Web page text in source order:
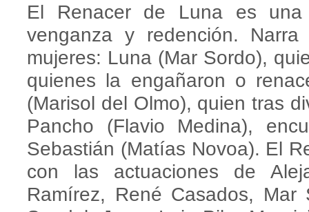
El Renacer de Luna es una
venganza y redención.
mujeres: Luna (Mar Sordo),
quienes la engañaron o
(Marisol del Olmo), quien tras
Pancho (Flavio Medina),
Sebastián (Matías Novoa). El
con las actuaciones de
Ramírez, René Casados,